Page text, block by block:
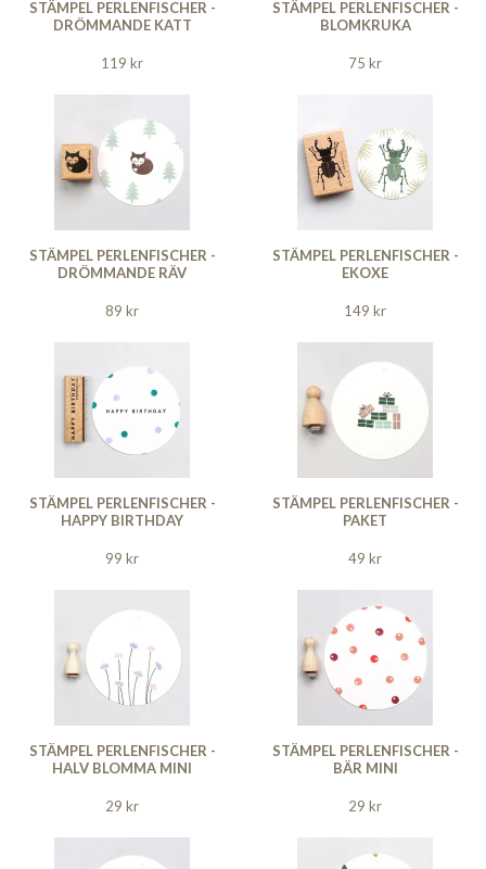
STÄMPEL PERLENFISCHER -
DRÖMMANDE KATT
119 kr
STÄMPEL PERLENFISCHER -
BLOMKRUKA
75 kr
STÄMPEL PERLENFISCHER -
DRÖMMANDE RÄV
89 kr
STÄMPEL PERLENFISCHER -
EKOXE
149 kr
STÄMPEL PERLENFISCHER -
HAPPY BIRTHDAY
99 kr
STÄMPEL PERLENFISCHER -
PAKET
49 kr
STÄMPEL PERLENFISCHER -
HALV BLOMMA MINI
29 kr
STÄMPEL PERLENFISCHER -
BÄR MINI
29 kr